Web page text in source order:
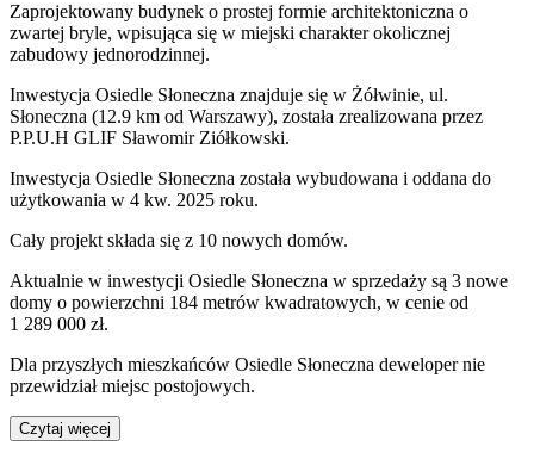
Zaprojektowany budynek o prostej formie architektoniczna o
zwartej bryle, wpisująca się w miejski charakter okolicznej
zabudowy jednorodzinnej.
Inwestycja Osiedle Słoneczna znajduje się w Żółwinie, ul.
Słoneczna (12.9 km od Warszawy), została zrealizowana przez
P.P.U.H GLIF Sławomir Ziółkowski.
Inwestycja Osiedle Słoneczna została wybudowana i oddana do
użytkowania w 4 kw. 2025 roku.
Cały projekt składa się z 10 nowych domów.
Aktualnie w inwestycji Osiedle Słoneczna w sprzedaży są 3 nowe
domy o powierzchni 184 metrów kwadratowych, w cenie od
1 289 000 zł.
Dla przyszłych mieszkańców Osiedle Słoneczna deweloper nie
przewidział miejsc postojowych.
Czytaj więcej